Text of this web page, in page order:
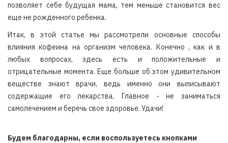
позволяет себе будущая мама, тем меньше становится вес
еще не рожденного ребенка.
Итак, в этой статье мы рассмотрели основные способы
влияния кофеина на организм человека. Конечно , как и в
любых вопросах, здесь есть и положительные и
отрицательные момента. Еще больше об этом удивительном
веществе знают врачи, ведь именно они выписывают
содержащие его лекарства. Главное - не заниматься
самолечением и беречь свое здоровье. Удачи!
Будем благодарны, если воспользуетесь кнопками